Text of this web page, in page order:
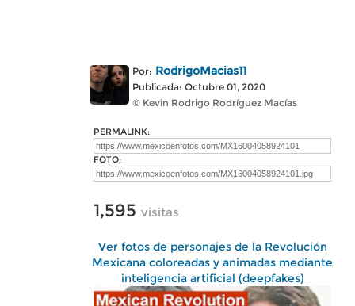
Por: RodrigoMacias11
Publicada: Octubre 01, 2020
© Kevin Rodrigo Rodríguez Macías
PERMALINK:
FOTO:
1,595 visitas
Ver fotos de personajes de la Revolución
Mexicana coloreadas y animadas mediante
inteligencia artificial (deepfakes)